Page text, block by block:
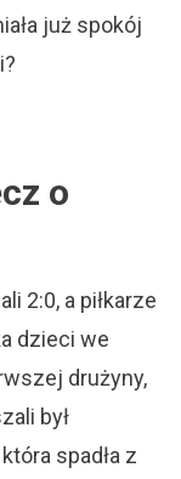
już spokój
o
2:0, a piłkarze
dzieci we
drużyny,
był
spadła z